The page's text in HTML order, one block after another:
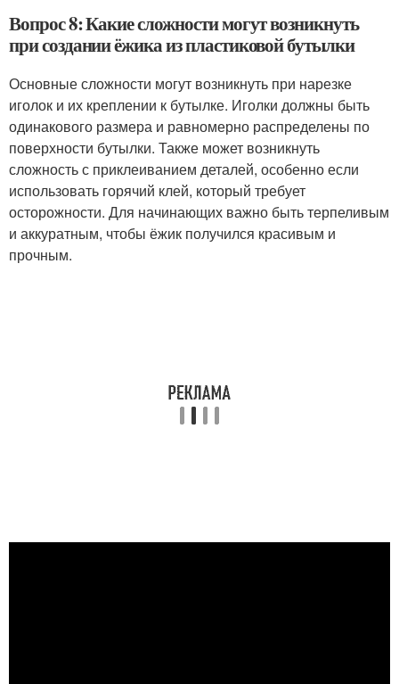
Вопрос 8: Какие сложности могут возникнуть
при создании ёжика из пластиковой бутылки
Основные сложности могут возникнуть при нарезке
иголок и их креплении к бутылке. Иголки должны быть
одинакового размера и равномерно распределены по
поверхности бутылки. Также может возникнуть
сложность с приклеиванием деталей, особенно если
использовать горячий клей, который требует
осторожности. Для начинающих важно быть терпеливым
и аккуратным, чтобы ёжик получился красивым и
прочным.